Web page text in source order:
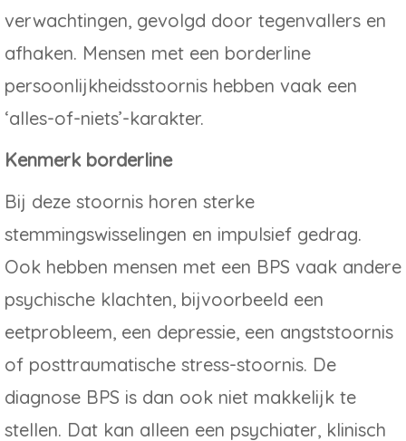
verwachtingen, gevolgd door tegenvallers en
afhaken. Mensen met een borderline
persoonlijkheidsstoornis hebben vaak een
‘alles-of-niets’-karakter.
Kenmerk borderline
Bij deze stoornis horen sterke
stemmingswisselingen en impulsief gedrag.
Ook hebben mensen met een BPS vaak andere
psychische klachten, bijvoorbeeld een
eetprobleem, een depressie, een angststoornis
of posttraumatische stress-stoornis. De
diagnose BPS is dan ook niet makkelijk te
stellen. Dat kan alleen een psychiater, klinisch